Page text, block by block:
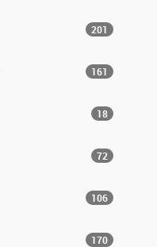
201
161
18
72
106
170